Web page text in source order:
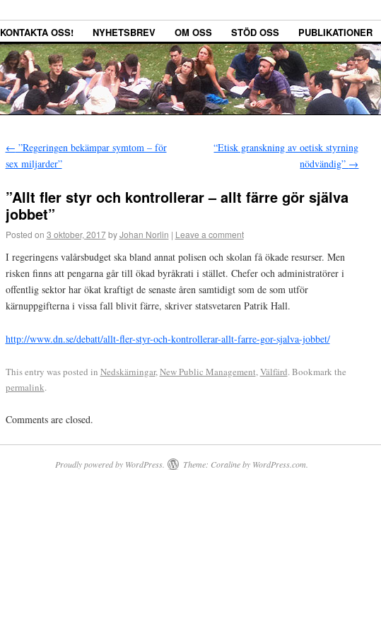
KONTAKTA OSS! NYHETSBREV OM OSS STÖD OSS PUBLIKATIONER
← ”Regeringen bekämpar symtom – för
sex miljarder”
“Etisk granskning av oetisk styrning
nödvändig” →
”Allt fler styr och kontrollerar – allt färre gör själva
jobbet”
Posted on 3 oktober, 2017 by Johan Norlin | Leave a comment
I regeringens valårsbudget ska bland annat polisen och skolan få ökade resurser. Men
risken finns att pengarna går till ökad byråkrati i stället. Chefer och administratörer i
offentlig sektor har ökat kraftigt de senaste åren samtidigt som de som utför
kärnuppgifterna i vissa fall blivit färre, skriver statsvetaren Patrik Hall.
http://www.dn.se/debatt/allt-fler-styr-och-kontrollerar-allt-farre-gor-sjalva-jobbet/
This entry was posted in Nedskärningar, New Public Management, Välfärd. Bookmark the
permalink.
Comments are closed.
Proudly powered by WordPress. Theme: Coraline by WordPress.com.